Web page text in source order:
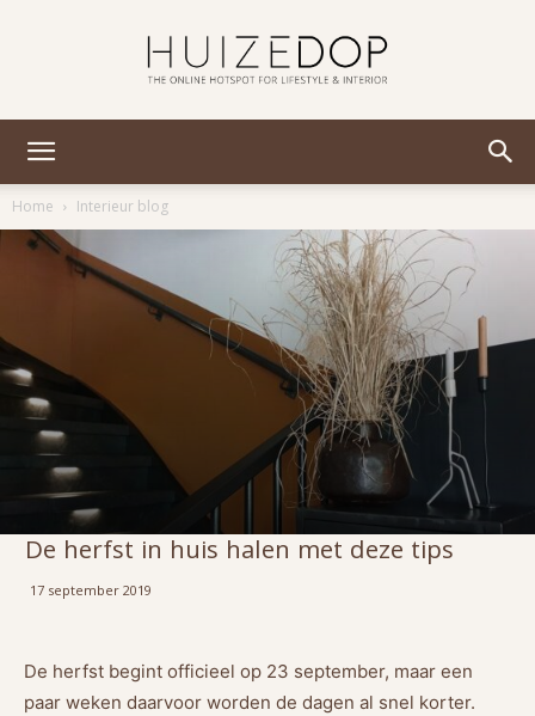
Home
Interieur blog
De herfst in huis halen met deze tips
17 september 2019
De herfst begint officieel op 23 september, maar een
paar weken daarvoor worden de dagen al snel korter.